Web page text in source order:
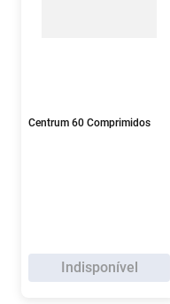
Centrum 60 Comprimidos
Indisponível